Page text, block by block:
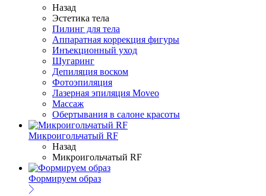
Назад
Эстетика тела
Пилинг для тела
Аппаратная коррекция фигуры
Инъекционный уход
Шугаринг
Депиляция воском
Фотоэпиляция
Лазерная эпиляция Moveo
Массаж
Обертывания в салоне красоты
Микроигольчатый RF
Назад
Микроигольчатый RF
Формируем образ